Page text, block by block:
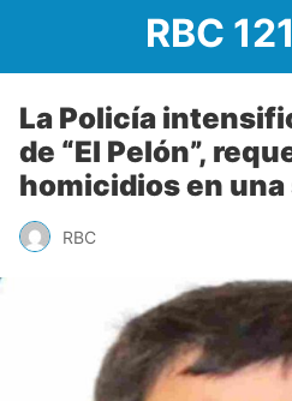
RBC
La Policía
de “El Pelón”,
homicidios en una
RBC